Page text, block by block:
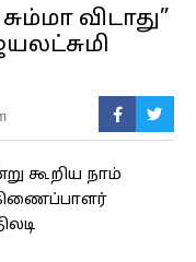
விடாது”
கூறிய நாம்